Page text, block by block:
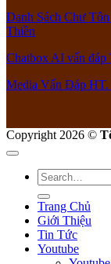
Danh Sách Chư
Thiền
Chatbox AI vấn đáp
Media Vấn Đáp
Copyright 2026 ©
Trang Chủ
Giới Thiệu
Tin Tức
Youtube